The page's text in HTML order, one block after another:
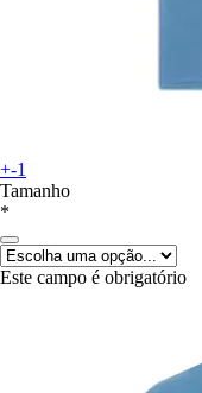
+-1
Tamanho
*
Este campo é obrigatório